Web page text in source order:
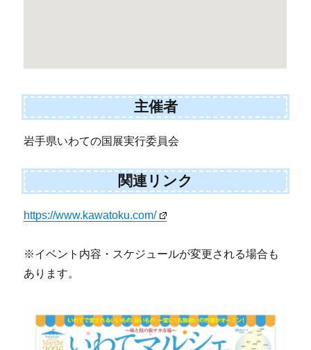
主催者
岩手県いわての国展実行委員会
関連リンク
https://www.kawatoku.com/
※イベント内容・スケジュールが変更される場合も
あります。